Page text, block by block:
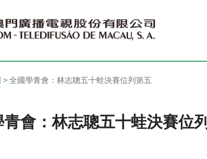
> 全國學青會：林志聰五十蛙決賽位列第五
會：林志聰五十蛙決賽位列